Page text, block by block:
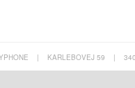
| KARLEBOVEJ 59 |